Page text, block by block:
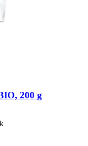
200 g